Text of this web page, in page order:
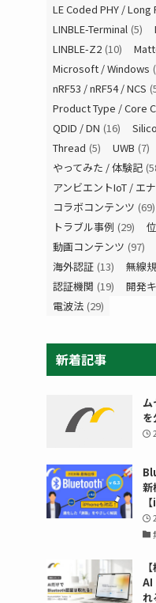
LE Coded PHY / Long
LINBLE-Terminal (5)
LINBLE-Z2 (10)
Microsoft / Windows
nRF53 / nRF54 / NCS
Product Type / Core
QDID / DN (16)
Thread (5) UWB (7)
やってみた / 体験記
アンビエントIoT / エ
コラボコンテンツ (69)
トラブル事例 (29)
動画コンテンツ (97)
海外認証 (13) 無線
認証機関 (19) 開発
電波法 (29)
新着記事
ム
を
新
AI
れ